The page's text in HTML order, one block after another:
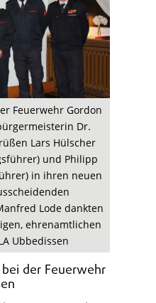
Feuerwehr Gordon
Dr.
Lars Hülscher
und Philipp
in ihren neuen
Lode dankten
ehrenamtlichen
Ubbedissen
der Feuerwehr